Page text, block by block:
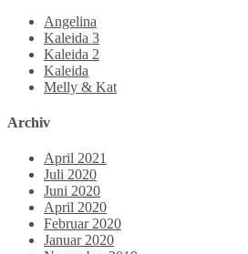
Angelina
Kaleida 3
Kaleida 2
Kaleida
Melly & Kat
Archiv
April 2021
Juli 2020
Juni 2020
April 2020
Februar 2020
Januar 2020